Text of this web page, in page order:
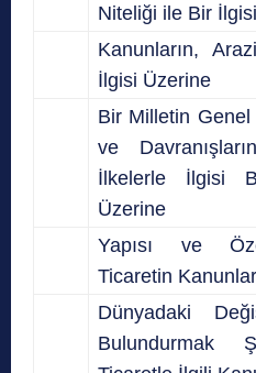
Niteliği ile Bir
Kanunların,
İlgisi Üzerine
Bir Milletin Genel
ve
İlkelerle İlgisi
Üzerine
Yapısı ve
Ticaretin
Dünyadaki
Bulundurmak